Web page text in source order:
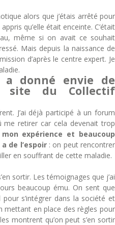
alors que j’étais arrêté pour
qu’elle était enceinte. C’était
même si on avait ce souhait
Mais depuis la naissance de
d’après le centre expert. Je
a donné envie de
site du Collectif
J’ai déjà participé à un forum
me retirer car cela devenait trop
mon expérience et beaucoup
de l’espoir : on peut rencontrer
en souffrant de cette maladie.
sortir. Les témoignages que j’ai
beaucoup ému. On sent que
s’intégrer dans la société et
mettant en place des règles pour
montrent qu’on peut s’en sortir